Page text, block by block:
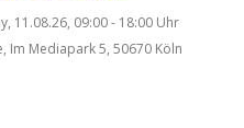
11.08.26, 09:00 - 18:00 Uhr
Im Mediapark 5, 50670 Köln